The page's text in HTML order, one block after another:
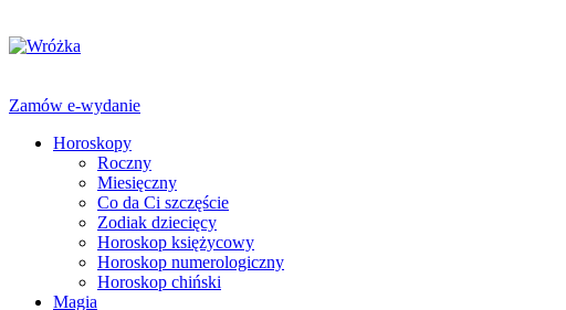
Zamów e-wydanie
Horoskopy
Roczny
Miesięczny
Co da Ci szczęście
Zodiak dziecięcy
Horoskop księżycowy
Horoskop numerologiczny
Horoskop chiński
Magia